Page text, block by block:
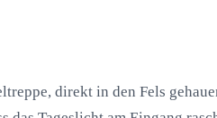
direkt in den Fels